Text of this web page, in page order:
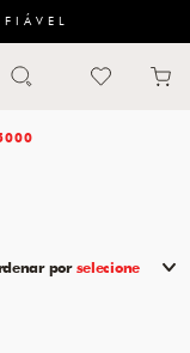
por selecione